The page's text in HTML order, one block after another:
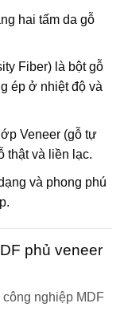
hai tấm da gỗ
Fiber) là bột gỗ
ép ở nhiệt độ và
Veneer (gỗ tự
thật và liền lạc.
và phong phú
phủ veneer
nghiệp MDF